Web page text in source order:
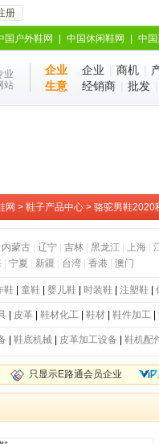
册
国户外鞋网 中国休闲鞋网 中
业
站
企业
生意
企业 商机
经销商
批发
网 > 鞋子产品中心 > 骆驼男鞋2020
内蒙古| 辽宁| 吉林| 黑龙江 上海|
| 宁夏 新疆 台湾| 香港| 澳门
鞋| 童鞋| 婴儿鞋| 时装鞋| 注塑鞋|
皮革| 鞋材化工| 鞋材| 鞋件加工|
鞋底机械| 皮革加工设备 鞋机配
只显示E路通会员企业